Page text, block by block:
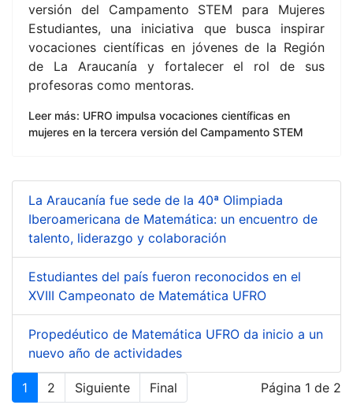
versión del Campamento STEM para Mujeres
Estudiantes, una iniciativa que busca inspirar
vocaciones científicas en jóvenes de la Región
de La Araucanía y fortalecer el rol de sus
profesoras como mentoras.
Leer más: UFRO impulsa vocaciones científicas en
mujeres en la tercera versión del Campamento STEM
La Araucanía fue sede de la 40ª Olimpiada
Iberoamericana de Matemática: un encuentro de
talento, liderazgo y colaboración
Estudiantes del país fueron reconocidos en el
XVIII Campeonato de Matemática UFRO
Propedéutico de Matemática UFRO da inicio a un
nuevo año de actividades
1 2 Siguiente Final Página 1 de 2